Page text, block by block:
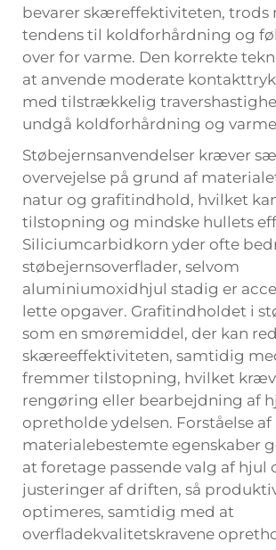
bevarer skæreffektiviteten, trods
tendens til koldforhårdning og
over for varme. Den korrekte
at anvende moderate
med tilstrækkelig
undgå koldforhårdning og
Støbejernsanvendelser kræver
overvejelse på grund af
natur og grafitindhold, hvilket
tilstopning og mindske hullets
Siliciumcarbidkorn yder ofte
støbejernsoverflader, selvom
aluminiumoxidhjul stadig er
lette opgaver. Grafitindholdet i
som en smøremiddel, der kan
skæreeffektiviteten, samtidig
fremmer tilstopning, hvilket
rengøring eller bearbejdning af
opretholde ydelsen. Forståelse af
materialebestemte egenskaber
at foretage passende valg af hjul
justeringer af driften, så
optimeres, samtidig med at
overfladekvalitetskravene